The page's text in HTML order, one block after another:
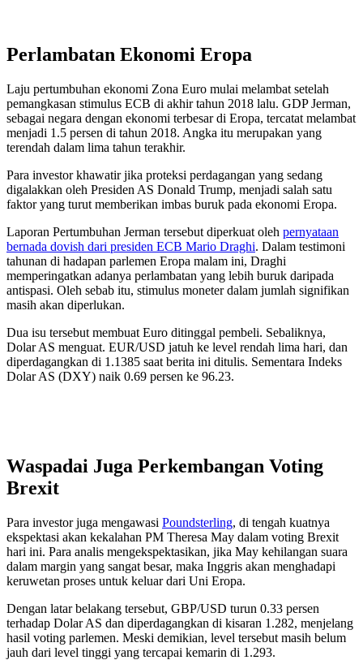
Perlambatan Ekonomi Eropa
Laju pertumbuhan ekonomi Zona Euro mulai melambat setelah
pemangkasan stimulus ECB di akhir tahun 2018 lalu. GDP Jerman,
sebagai negara dengan ekonomi terbesar di Eropa, tercatat melambat
menjadi 1.5 persen di tahun 2018. Angka itu merupakan yang
terendah dalam lima tahun terakhir.
Para investor khawatir jika proteksi perdagangan yang sedang
digalakkan oleh Presiden AS Donald Trump, menjadi salah satu
faktor yang turut memberikan imbas buruk pada ekonomi Eropa.
Laporan Pertumbuhan Jerman tersebut diperkuat oleh pernyataan
bernada dovish dari presiden ECB Mario Draghi. Dalam testimoni
tahunan di hadapan parlemen Eropa malam ini, Draghi
memperingatkan adanya perlambatan yang lebih buruk daripada
antispasi. Oleh sebab itu, stimulus moneter dalam jumlah signifikan
masih akan diperlukan.
Dua isu tersebut membuat Euro ditinggal pembeli. Sebaliknya,
Dolar AS menguat. EUR/USD jatuh ke level rendah lima hari, dan
diperdagangkan di 1.1385 saat berita ini ditulis. Sementara Indeks
Dolar AS (DXY) naik 0.69 persen ke 96.23.
Waspadai Juga Perkembangan Voting
Brexit
Para investor juga mengawasi Poundsterling, di tengah kuatnya
ekspektasi akan kekalahan PM Theresa May dalam voting Brexit
hari ini. Para analis mengekspektasikan, jika May kehilangan suara
dalam margin yang sangat besar, maka Inggris akan menghadapi
keruwetan proses untuk keluar dari Uni Eropa.
Dengan latar belakang tersebut, GBP/USD turun 0.33 persen
terhadap Dolar AS dan diperdagangkan di kisaran 1.282, menjelang
hasil voting parlemen. Meski demikian, level tersebut masih belum
jauh dari level tinggi yang tercapai kemarin di 1.293.